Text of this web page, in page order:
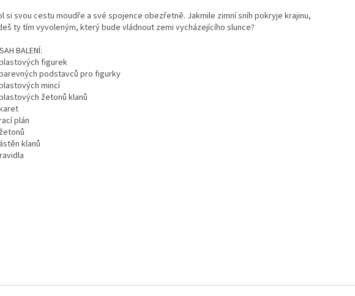
si svou cestu moudře a své spojence obezřetně. Jakmile zimní sníh pokryje krajinu,
ty tím vyvoleným, který bude vládnout zemi vycházejícího slunce?
BALENÍ:
figurek
podstavců pro figurky
mincí
žetonů klanů
plán
klanů